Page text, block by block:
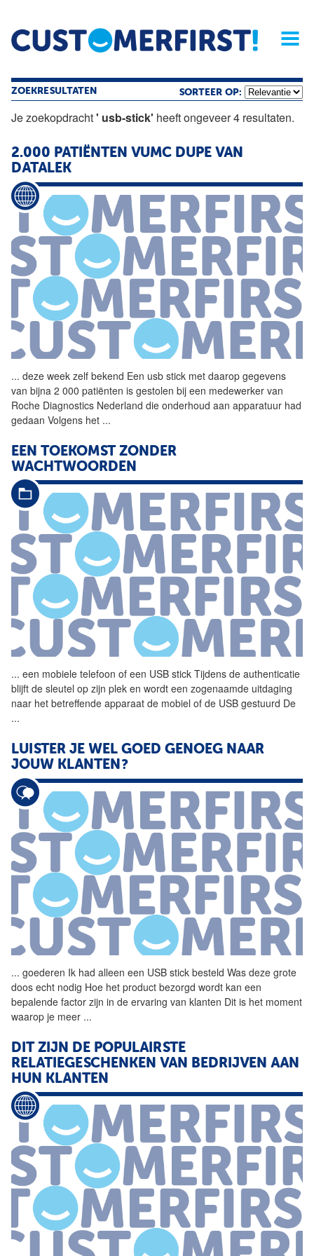
Home Opinie Archief
Magazine
ZOEKRESULTATEN SORTEER OP:
Je zoekopdracht' usb-stick' heeft ongeveer 4 resultaten.
2.000 PATIËNTEN VUMC DUPE VAN
DATALEK
... deze week zelf bekend Een usb stick met daarop gegevens
van bijna 2 000 patiënten is gestolen bij een medewerker van
Roche Diagnostics Nederland die onderhoud aan apparatuur had
gedaan Volgens het ...
EEN TOEKOMST ZONDER
WACHTWOORDEN
... een mobiele telefoon of een USB stick Tijdens de authenticatie
blijft de sleutel op zijn plek en wordt een zogenaamde uitdaging
naar het betreffende apparaat de mobiel of de USB gestuurd De
...
LUISTER JE WEL GOED GENOEG NAAR
JOUW KLANTEN?
... goederen Ik had alleen een USB stick besteld Was deze grote
doos echt nodig Hoe het product bezorgd wordt kan een
bepalende factor zijn in de ervaring van klanten Dit is het moment
waarop je meer ...
DIT ZIJN DE POPULAIRSTE
RELATIEGESCHENKEN VAN BEDRIJVEN AAN
HUN KLANTEN